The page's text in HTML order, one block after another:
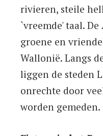
rivieren, steile
`vreemde' taal.
groene en
Wallonië. Langs
liggen de steden
onrechte door
worden gemeden.